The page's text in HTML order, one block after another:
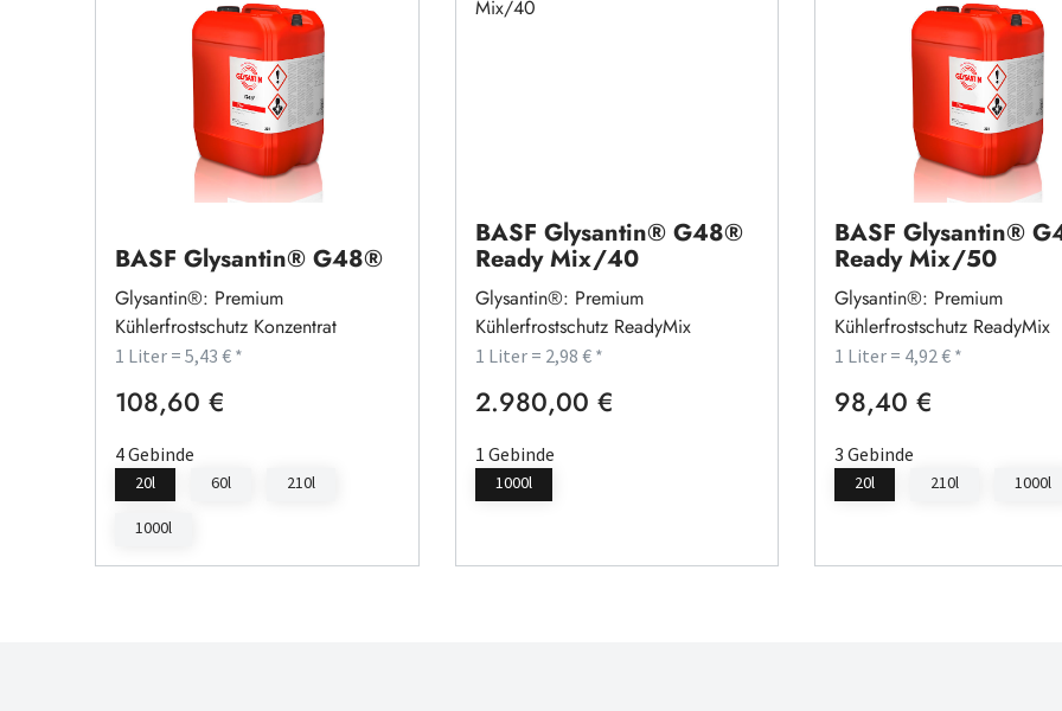
BASF Glysantin® G48®
Glysantin®: Premium
Kühlerfrostschutz Konzentrat
1 Liter = 5,43 € *
Regulärer Preis:
108,60 €
4 Gebinde
20l 60l 210l
1000l
BASF Glysantin® G48®
Ready Mix/40
Glysantin®: Premium
Kühlerfrostschutz ReadyMix
1 Liter = 2,98 € *
Regulärer Preis:
2.980,00 €
1 Gebinde
1000l
BASF Glysantin®
Ready Mix/50
Glysantin®: Premium
Kühlerfrostschutz ReadyMix
1 Liter = 4,92 € *
Regulärer Preis:
98,40 €
3 Gebinde
20l 210l 1000l